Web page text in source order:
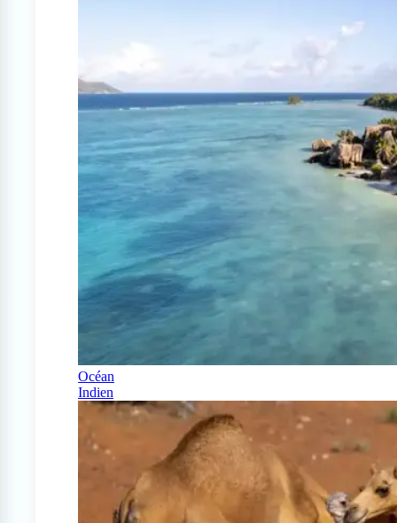
Océan
Indien